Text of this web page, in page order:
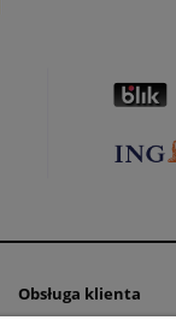
Obsługa klienta